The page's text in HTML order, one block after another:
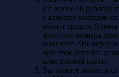
(не менее 30 рублей)
в качестве расходов
оборот средств
тройного размера
вычитает 20% перед
при этом депозит
пластиковой карты.
Вы можете вывести со